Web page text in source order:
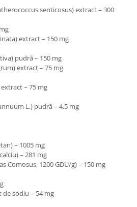
senticosus) extract – 300
extract – 150 mg
pudră – 150 mg
extract – 75 mg
extract – 75 mg
L.) pudră – 4.5 mg
– 1005 mg
– 281 mg
Comosus, 1200 GDU/g) – 150 mg
sodiu – 54 mg